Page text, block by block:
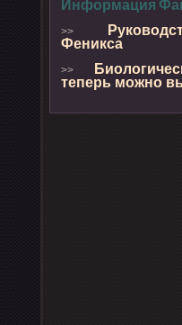
Информация
>>
Феникса
>>
теперь можно